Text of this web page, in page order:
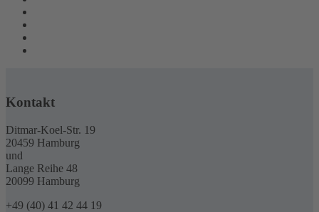
Kontakt
Ditmar-Koel-Str. 19
20459 Hamburg
und
Lange Reihe 48
20099 Hamburg
+49 (40) 41 42 44 19